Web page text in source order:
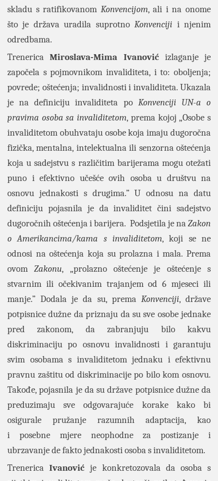
skladu s ratifikovanom Konvencijom, ali i na onome
što je država uradila suprotnoKonvenciji i njenim
odredbama.
TrenericaMiroslava-Mima Ivanovićizlaganje je
započela s pojmovnikom invaliditeta, i to: oboljenja;
povrede; oštećenja; invalidnosti i invaliditeta. Ukazala
je na definiciju invaliditeta po Konvenciji UN-a o
pravima osoba sa invaliditetom, prema kojoj „Osobe s
invaliditetom obuhvataju osobe koja imaju dugoročna
fizička, mentalna, intelektualna ili senzorna oštećenja
koja u sadejstvu s različitim barijerama mogu otežati
puno i efektivno učešće ovih osoba u društvu na
osnovu jednakosti s drugima.” U odnosu na datu
definiciju pojasnila je da invaliditet čini sadejstvo
dugoročnih oštećenja i barijera. Podsjetila je naZakon
o Amerikancima/kama s invaliditetom, koji se ne
odnosi na oštećenja koja su prolazna i mala. Prema
ovomZakonu, „prolazno oštećenje je oštećenje s
stvarnim ili očekivanim trajanjem od 6 mjeseci ili
manje.” Dodala je da su, prema Konvenciji, države
potpisnice dužne da priznaju da su sve osobe jednake
pred zakonom, da zabranjuju bilo kakvu
diskriminaciju po osnovu invalidnosti i garantuju
svim osobama s invaliditetom jednaku i efektivnu
pravnu zaštitu od diskriminacije po bilo kom osnovu.
Takođe, pojasnila je da su države potpisnice dužne da
preduzimaju sve odgovarajuće korake kako bi
osigurale pružanje razumnih
adaptacija, kao
i posebne
mjere neophodne za postizanje i
ubrzavanje de fakto jednakosti osoba s invaliditetom.
TrenericaIvanović je konkretozovala da osoba s